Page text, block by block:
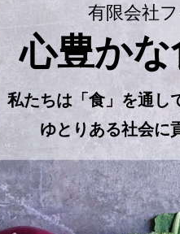
有限会社
心豊か
私たちは「食」を通し
ゆとりある社会に